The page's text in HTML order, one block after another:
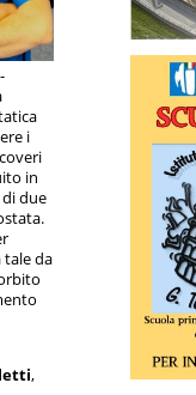
i
in
due
tale da
,